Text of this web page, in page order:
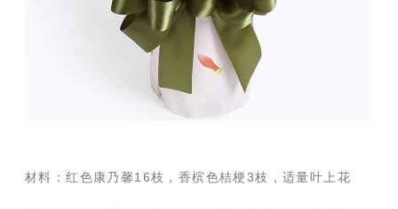
材料：红色康乃馨16枝，香槟色桔梗3枝，适量叶上花